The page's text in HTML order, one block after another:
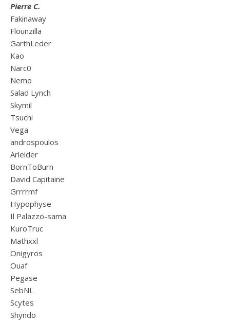
Pierre C.
Fakinaway
Flounzilla
GarthLeder
Kao
Narc0
Nemo
Salad Lynch
Skymil
Tsuchi
Vega
androspoulos
Arleider
BornToBurn
David Capitaine
Grrrrmf
Hypophyse
Il Palazzo-sama
KuroTruc
Mathxxl
Onigyros
Ouaf
Pegase
SebNL
Scytes
Shyndo